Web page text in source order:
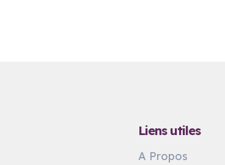
Liens utiles
A Propos